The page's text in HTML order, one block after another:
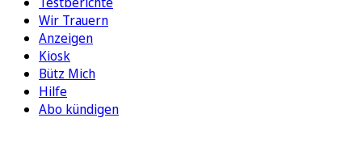
Wir Trauern
Anzeigen
Kiosk
Bütz Mich
Hilfe
Abo kündigen